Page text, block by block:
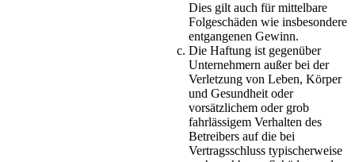
Dies gilt auch für mittelbare
Folgeschäden wie insbesondere
entgangenen Gewinn.
Die Haftung ist gegenüber
Unternehmern außer bei der
Verletzung von Leben, Körper
und Gesundheit oder
vorsätzlichem oder grob
fahrlässigem Verhalten des
Betreibers auf die bei
Vertragsschluss typischerweise